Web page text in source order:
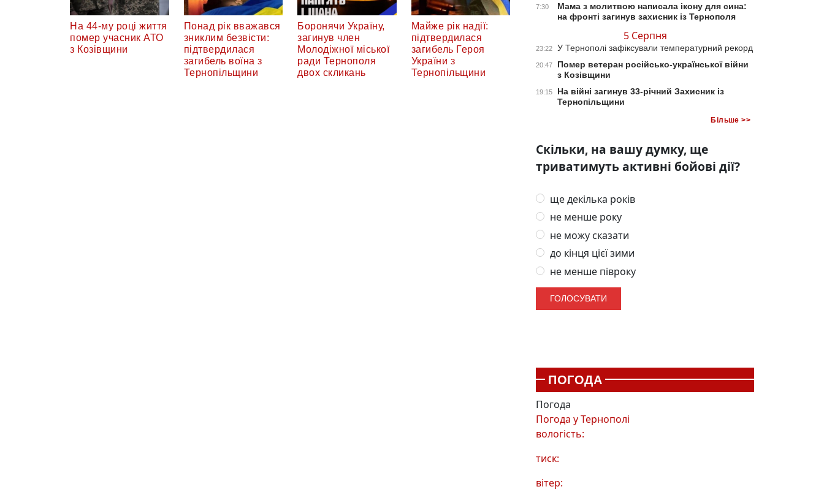
На 44-му році життя
помер учасник АТО
з Козівщини
Понад рік вважався
зниклим безвісти:
підтвердилася
загибель воїна з
Тернопільщини
Боронячи Україну,
загинув член
Молодіжної міської
ради Тернополя
двох скликань
Майже рік надії:
підтвердилася
загибель Героя
України з
Тернопільщини
7:30
Мама з молитвою написала ікону для сина:
на фронті загинув захисник із Тернополя
5 Серпня
23:22 У Тернополі зафіксували температурний рекорд
20:47
Помер ветеран російсько-української війни
з Козівщини
19:15
На війні загинув 33-річний Захисник із
Тернопільщини
Більше >>
Скільки, на вашу думку, ще
триватимуть активні бойові дії?
ще декілька років
не менше року
не можу сказати
до кінця цієї зими
не менше півроку
ПОГОДА
Погода
Погода уТернополі
вологість:
тиск:
вітер: